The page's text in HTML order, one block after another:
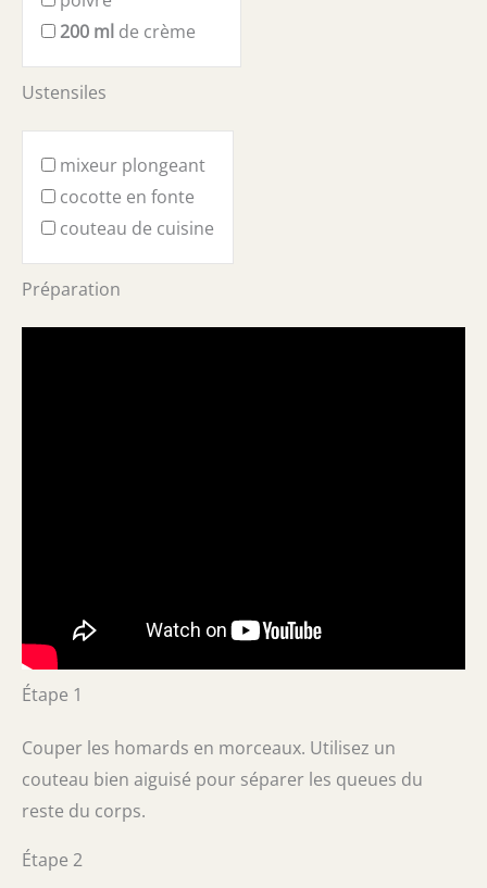
200 ml de crème
Ustensiles
mixeur plongeant
cocotte en fonte
couteau de cuisine
Préparation
Étape 1
Couper les homards en morceaux. Utilisez un
couteau bien aiguisé pour séparer les queues du
reste du corps.
Étape 2